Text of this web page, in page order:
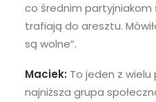
co średnim partyjniakom
trafiają do aresztu.
są wolne”.
Maciek: To jeden z
najniższa grupa